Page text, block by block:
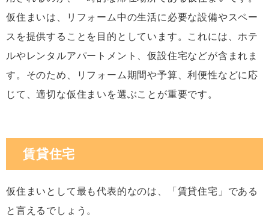
仮住まいは、リフォーム中の生活に必要な設備やスペー
スを提供することを目的としています。これには、ホテ
ルやレンタルアパートメント、仮設住宅などが含まれま
す。そのため、リフォーム期間や予算、利便性などに応
じて、適切な仮住まいを選ぶことが重要です。
賃貸住宅
仮住まいとして最も代表的なのは、「賃貸住宅」である
と言えるでしょう。